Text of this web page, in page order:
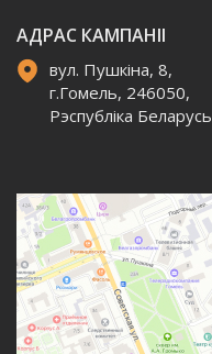
АДРАС КАМПАНІІ
вул. Пушкіна, 8,
г.Гомель, 246050,
Рэспубліка Беларусь